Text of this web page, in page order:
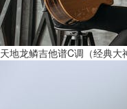
天地龙鳞吉他谱C调（经典